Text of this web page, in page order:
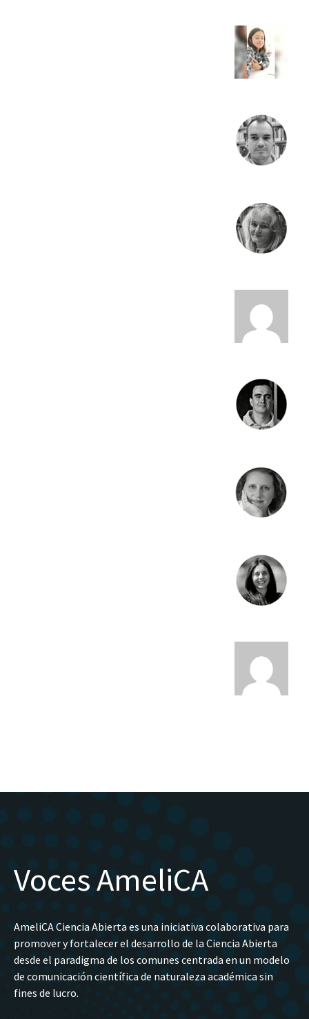
Voces AmeliCA
AmeliCA Ciencia Abierta es una iniciativa colaborativa para
promover y fortalecer el desarrollo de la Ciencia Abierta
desde el paradigma de los comunes centrada en un modelo
de comunicación científica de naturaleza académica sin
fines de lucro.